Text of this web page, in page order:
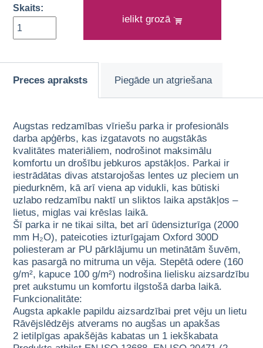
Skaits:
ielikt grozā
Preces apraksts Piegāde un atgriešana
Augstas redzamības vīriešu parka ir profesionāls
darba apģērbs, kas izgatavots no augstākās
kvalitātes materiāliem, nodrošinot maksimālu
komfortu un drošību jebkuros apstākļos. Parkai ir
iestrādātas divas atstarojošas lentes uz pleciem un
piedurknēm, kā arī viena ap vidukli, kas būtiski
uzlabo redzamību naktī un sliktos laika apstākļos –
lietus, miglas vai krēslas laikā.
Šī parka ir ne tikai silta, bet arī ūdensizturīga (2000
mm H₂O), pateicoties izturīgajam Oxford 300D
poliesteram ar PU pārklājumu un metinātām šuvēm,
kas pasargā no mitruma un vēja. Stepētā odere (160
g/m², kapuce 100 g/m²) nodrošina lielisku aizsardzību
pret aukstumu un komfortu ilgstošā darba laikā.
Funkcionalitāte:
Augsta apkakle papildu aizsardzībai pret vēju un lietu
Rāvējslēdzējs atverams no augšas un apakšas
2 ietilpīgas apakšējās kabatas un 1 iekškabata